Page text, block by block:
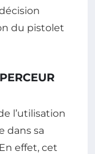
du pistolet
l’utilisation
dans sa
effet, cet